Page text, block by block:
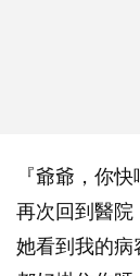
『爺爺，你
再次回到醫院
她看到我的病